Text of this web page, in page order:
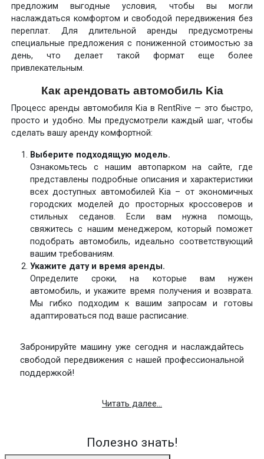
предложим выгодные условия, чтобы вы могли
наслаждаться комфортом и свободой передвижения без
переплат. Для длительной аренды предусмотрены
специальные предложения с пониженной стоимостью за
день, что делает такой формат еще более
привлекательным.
Как арендовать автомобиль Kia
Процесс аренды автомобиля Kia в RentRive — это быстро,
просто и удобно. Мы предусмотрели каждый шаг, чтобы
сделать вашу аренду комфортной:
Выберите подходящую модель.
Ознакомьтесь с нашим автопарком на сайте, где
представлены подробные описания и характеристики
всех доступных автомобилей Kia – от экономичных
городских моделей до просторных кроссоверов и
стильных седанов. Если вам нужна помощь,
свяжитесь с нашим менеджером, который поможет
подобрать автомобиль, идеально соответствующий
вашим требованиям.
Укажите дату и время аренды.
Определите сроки, на которые вам нужен
автомобиль, и укажите время получения и возврата.
Мы гибко подходим к вашим запросам и готовы
адаптироваться под ваше расписание.
Забронируйте машину уже сегодня и наслаждайтесь
свободой передвижения с нашей профессиональной
поддержкой!
Читать далее...
Полезно знать!